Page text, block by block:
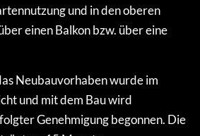
und in den oberen
einen Balkon bzw. über eine
Neubauvorhaben wurde im
und mit dem Bau wird
Genehmigung begonnen. Die